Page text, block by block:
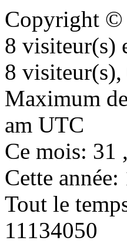
Copyright ©
8 visiteur(s)
8 visiteur(s),
Maximum
am UTC
Ce mois: 31
Cette
Tout le
11134050